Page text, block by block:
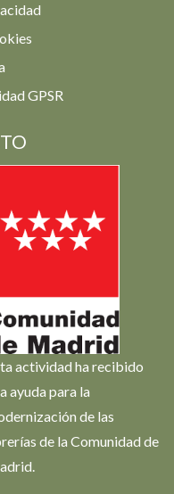
GPSR
actividad ha recibido
ayuda para la
de las
de la Comunidad de